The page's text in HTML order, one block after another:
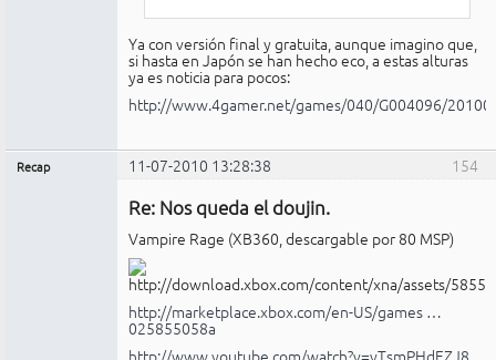
Ya con versión final y gratuita, aunque imagino que,
si hasta en Japón se han hecho eco, a estas alturas
ya es noticia para pocos:
http://www.4gamer.net/games/040/G004096/
154
Recap 11-07-2010 13:28:38
Re: Nos queda el doujin.
Vampire Rage (XB360, descargable por 80 MSP)
http://marketplace.xbox.com/en-US/games …
025855058a
http://www.youtube.com/watch?v=vTsmPHdEZJ8